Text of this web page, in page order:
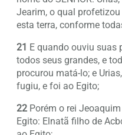
Jearim, o qual
esta terra, conforme
21 E quando ouviu suas
todos seus grandes, e
procurou matá-lo; e
fugiu, e foi ao Egito;
22 Porém o rei
Egito: Elnatã filho de